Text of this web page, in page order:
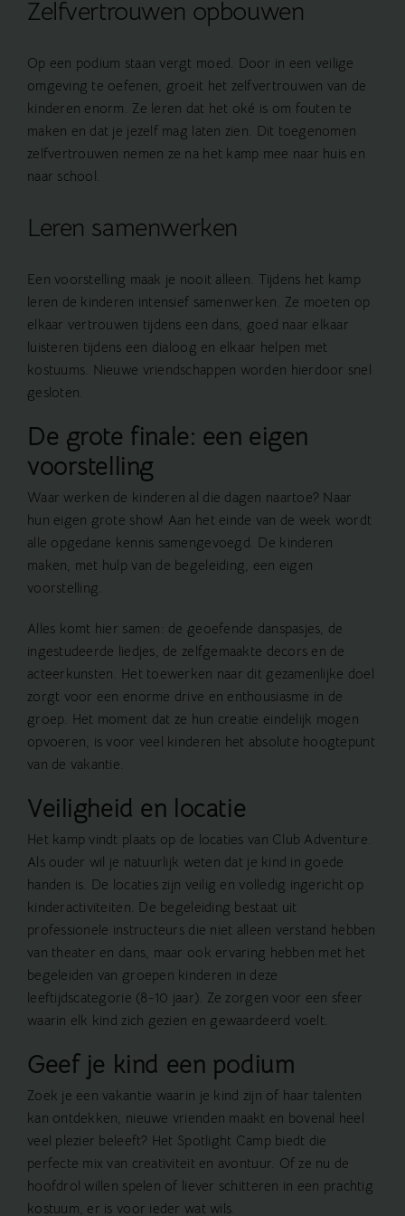
Zelfvertrouwen opbouwen
Op een podium staan vergt moed. Door in een veilige
omgeving te oefenen, groeit het zelfvertrouwen van de
kinderen enorm. Ze leren dat het oké is om fouten te
maken en dat je jezelf mag laten zien. Dit toegenomen
zelfvertrouwen nemen ze na het kamp mee naar huis en
naar school.
Leren samenwerken
Een voorstelling maak je nooit alleen. Tijdens het kamp
leren de kinderen intensief samenwerken. Ze moeten op
elkaar vertrouwen tijdens een dans, goed naar elkaar
luisteren tijdens een dialoog en elkaar helpen met
kostuums. Nieuwe vriendschappen worden hierdoor snel
gesloten.
De grote finale: een eigen
voorstelling
Waar werken de kinderen al die dagen naartoe? Naar
hun eigen grote show! Aan het einde van de week wordt
alle opgedane kennis samengevoegd. De kinderen
maken, met hulp van de begeleiding, een eigen
voorstelling.
Alles komt hier samen: de geoefende danspasjes, de
ingestudeerde liedjes, de zelfgemaakte decors en de
acteerkunsten. Het toewerken naar dit gezamenlijke doel
zorgt voor een enorme drive en enthousiasme in de
groep. Het moment dat ze hun creatie eindelijk mogen
opvoeren, is voor veel kinderen het absolute hoogtepunt
van de vakantie.
Veiligheid en locatie
Het kamp vindt plaats op de locaties van Club Adventure.
Als ouder wil je natuurlijk weten dat je kind in goede
handen is. De locaties zijn veilig en volledig ingericht op
kinderactiviteiten. De begeleiding bestaat uit
professionele instructeurs die niet alleen verstand hebben
van theater en dans, maar ook ervaring hebben met het
begeleiden van groepen kinderen in deze
leeftijdscategorie (8-10 jaar). Ze zorgen voor een sfeer
waarin elk kind zich gezien en gewaardeerd voelt.
Geef je kind een podium
Zoek je een vakantie waarin je kind zijn of haar talenten
kan ontdekken, nieuwe vrienden maakt en bovenal heel
veel plezier beleeft? Het Spotlight Camp biedt die
perfecte mix van creativiteit en avontuur. Of ze nu de
hoofdrol willen spelen of liever schitteren in een prachtig
kostuum, er is voor ieder wat wils.